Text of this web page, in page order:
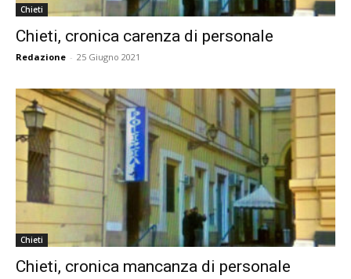
Chieti
Chieti, cronica carenza di personale
Redazione - 25 Giugno 2021
Chieti
Chieti, cronica mancanza di personale